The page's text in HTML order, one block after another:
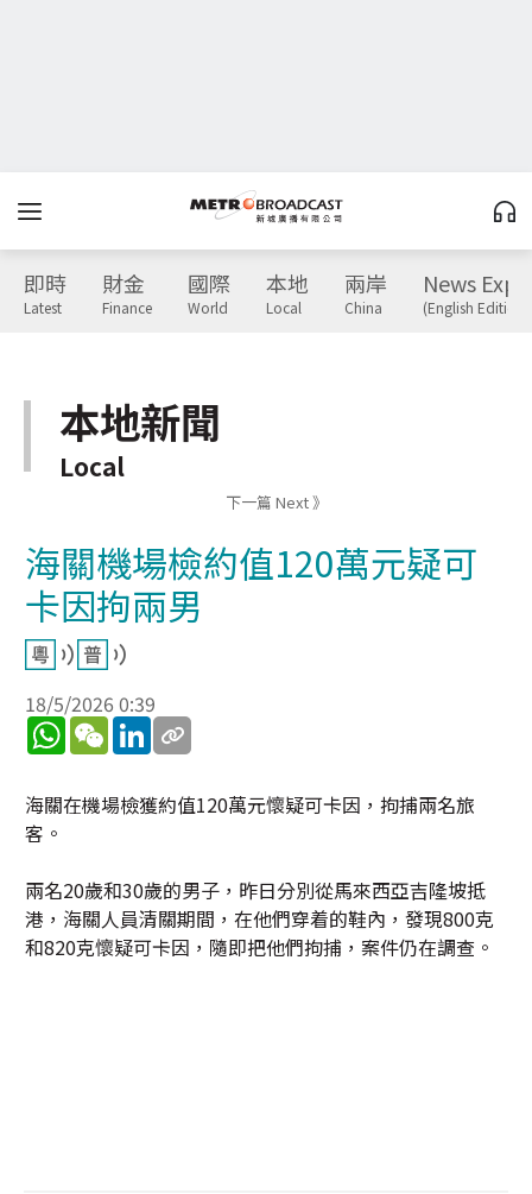
即時
Latest
財金
Finance
國際
World
本地
Local
兩岸
China
News
(English Edition)
本地新聞
Local
下一篇 Next 》
海關機場檢約值120萬元疑可
卡因拘兩男
18/5/2026 0:39
WhatsApp
WeChatLinkedIn
海關在機場檢獲約值120萬元懷疑可卡因，拘捕兩名旅
客。
兩名20歲和30歲的男子，昨日分別從馬來西亞吉隆坡抵
港，海關人員清關期間，在他們穿着的鞋內，發現800克
和820克懷疑可卡因，隨即把他們拘捕，案件仍在調查。